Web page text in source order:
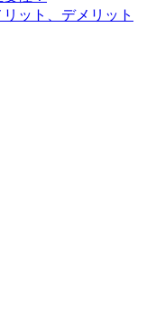
ット、デメリット